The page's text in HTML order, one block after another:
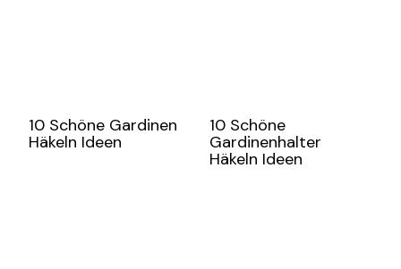
10 Schöne Gardinen
Häkeln Ideen
10 Schöne
Gardinenhalter
Häkeln Ideen